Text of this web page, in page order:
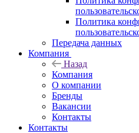
Политика
Передача данных
Компания
Назад
Компания
О компании
Бренды
Вакансии
Контакты
Контакты